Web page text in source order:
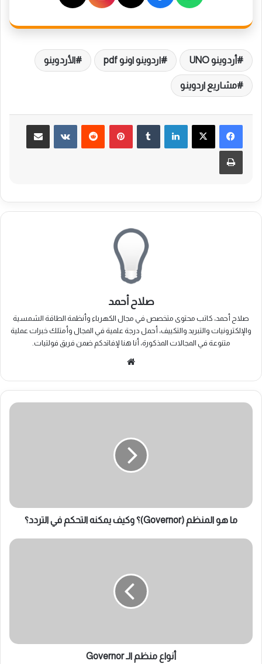
أردوينو UNO اردوينو اونو pdf الأردوينو
مشاريع اردوينو
لينكدإن
‏Tumblr بينتيريست
‏Reddit
‏VKontakte مشاركة عبر البريد
طباعة
صلاح أحمد
صلاح أحمد، كاتب محتوى متخصص في مجال الكهرباء وأنظمة الطاقة الشمسية
والإلكترونيات والتبريد والتكييف، أحمل درجة علمية في المجال وأمتلك خبرات عملية
متنوعة في المجالات المذكورة، أنا هنا لإفاتدكم ضمن فريق فولتيات.
ما
التردد؟
ما هو المنظم (Governor)؟ وكيف يمكنه التحكم في التردد؟
أنواع
أنواع منظم الـ Governor